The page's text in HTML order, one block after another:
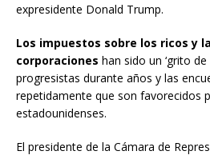
expresidente Donald Trump.
Los impuestos sobre los ricos y
corporaciones han sido un ‘grito de
progresistas durante años y las
repetidamente que son favorecidos
estadounidenses.
El presidente de la Cámara de